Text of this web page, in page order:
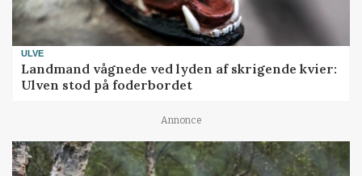
ULVE
Landmand vågnede ved lyden af skrigende kvier:
Ulven stod på foderbordet
Annonce